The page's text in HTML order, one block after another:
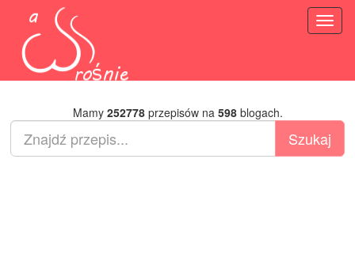
Mamy 252778przepisów na 598blogach.